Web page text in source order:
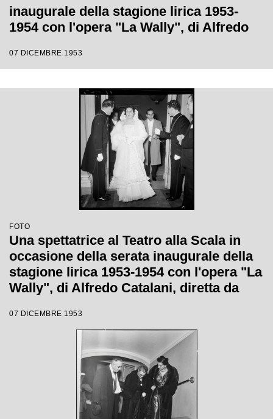
inaugurale della stagione lirica 1953-
1954 con l'opera "La Wally", di Alfredo
con la regia di Tatiana Pavlova
07 DICEMBRE 1953
FOTO
Una spettatrice al Teatro alla Scala in
occasione della serata inaugurale della
stagione lirica 1953-1954 con l'opera "La
Wally", di Alfredo Catalani, diretta da
Tatiana Pavlova
07 DICEMBRE 1953